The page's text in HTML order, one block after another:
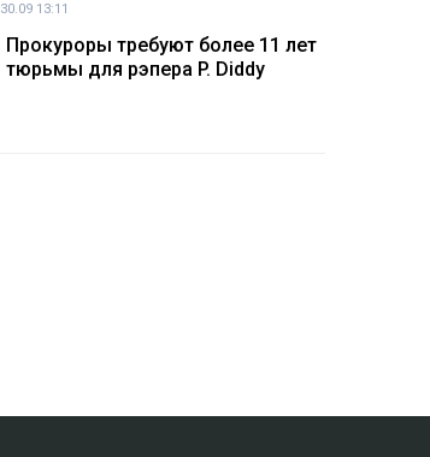
30.09 13:11
Прокуроры требуют более 11 лет
тюрьмы для рэпера P. Diddy